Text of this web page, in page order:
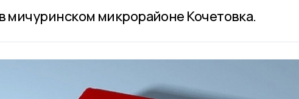
мичуринском микрорайоне Кочетовка.